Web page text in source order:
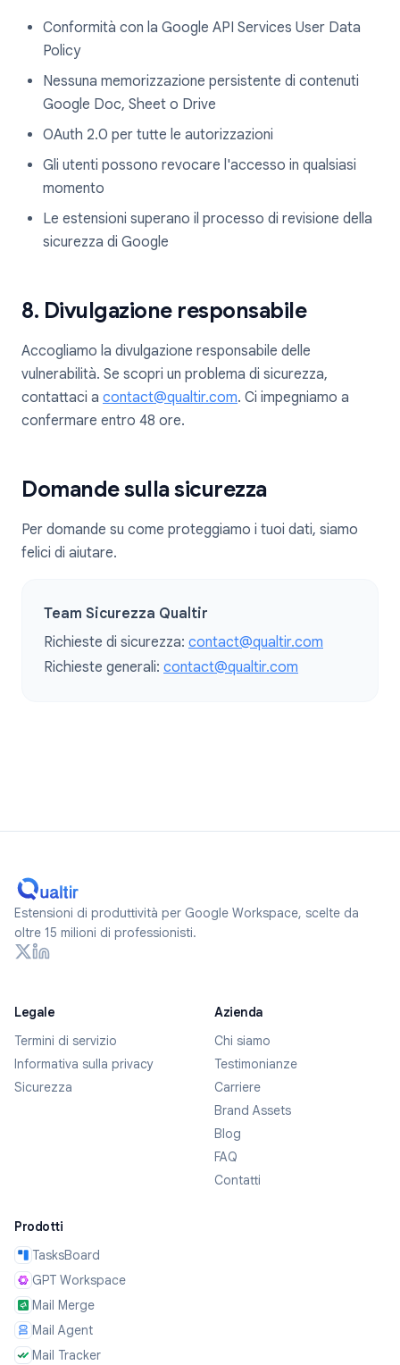
Conformità con la Google API Services User Data
Policy
Nessuna memorizzazione persistente di contenuti
Google Doc, Sheet o Drive
OAuth 2.0 per tutte le autorizzazioni
Gli utenti possono revocare l'accesso in qualsiasi
momento
Le estensioni superano il processo di revisione della
sicurezza di Google
8. Divulgazione responsabile
Accogliamo la divulgazione responsabile delle
vulnerabilità. Se scopri un problema di sicurezza,
contattaci a contact@qualtir.com. Ci impegniamo a
confermare entro 48 ore.
Domande sulla sicurezza
Per domande su come proteggiamo i tuoi dati, siamo
felici di aiutare.
Team Sicurezza Qualtir
Richieste di sicurezza: contact@qualtir.com
Richieste generali: contact@qualtir.com
Estensioni di produttività per Google Workspace, scelte da
oltre 15 milioni di professionisti.
Legale
Termini di servizio
Informativa sulla privacy
Sicurezza
Azienda
Chi siamo
Testimonianze
Carriere
Brand Assets
Blog
FAQ
Contatti
Prodotti
TasksBoard
GPT Workspace
Mail Merge
Mail Agent
Mail Tracker